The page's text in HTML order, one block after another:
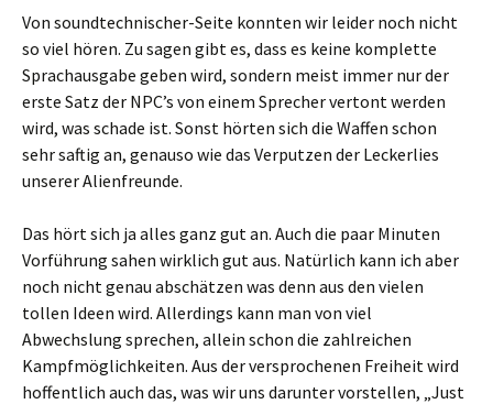
Von soundtechnischer-Seite konnten wir leider noch nicht
so viel hören. Zu sagen gibt es, dass es keine komplette
Sprachausgabe geben wird, sondern meist immer nur der
erste Satz der NPC’s von einem Sprecher vertont werden
wird, was schade ist. Sonst hörten sich die Waffen schon
sehr saftig an, genauso wie das Verputzen der Leckerlies
unserer Alienfreunde.
Das hört sich ja alles ganz gut an. Auch die paar Minuten
Vorführung sahen wirklich gut aus. Natürlich kann ich aber
noch nicht genau abschätzen was denn aus den vielen
tollen Ideen wird. Allerdings kann man von viel
Abwechslung sprechen, allein schon die zahlreichen
Kampfmöglichkeiten. Aus der versprochenen Freiheit wird
hoffentlich auch das, was wir uns darunter vorstellen, „Just